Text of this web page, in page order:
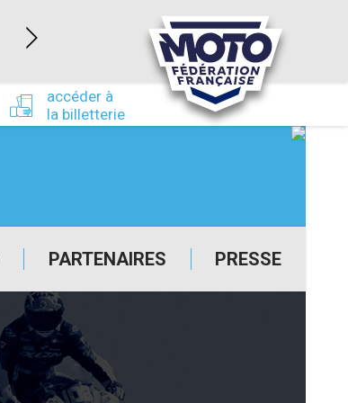
PARTENAIRES PRESSE
accéder à
la billetterie
NEVERS MAGNY-COURS (58)
du 24/09/2026 au 27/09/2026